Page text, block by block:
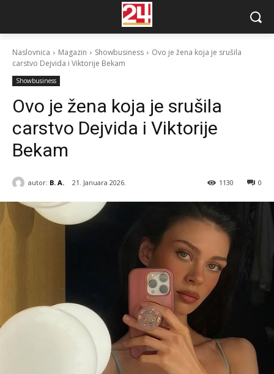
Naslovnica Magazin Showbusiness
Ovo je žena koja je srušila
carstvo Dejvida i Viktorije Bekam
Showbusiness
Ovo je žena koja je srušila
carstvo Dejvida i Viktorije
Bekam
autor: B. A. 21. Januara 2026. 0
1130